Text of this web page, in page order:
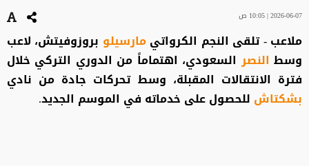
2026-06-07 | 10:05 ص
ملاعب - تلقى النجم الكرواتيمارسيلو بروزوفيتش، لاعب
وسطالنصر السعودي، اهتماماً من الدوري التركي خلال
فترة الانتقالات المقبلة، وسط تحركات جادة من نادي
بشكتاش للحصول على خدماته في الموسم الجديد.